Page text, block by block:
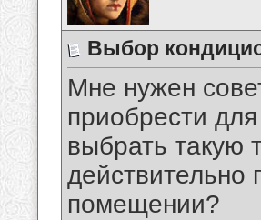
Выбор
Мне нужен
приобрести
выбрать такую
действительно
помещении?